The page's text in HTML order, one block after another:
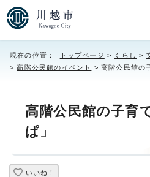
現在の位置： トップページ > くらし >
>高階公民館のイベント > 高階公民館の
高階公民館の子育
ぱ」
いいね！